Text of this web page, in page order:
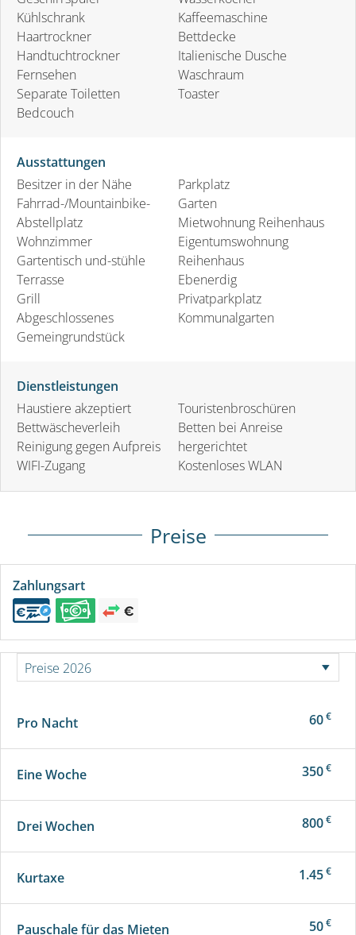
Kühlschrank
Haartrockner
Handtuchtrockner
Fernsehen
Separate Toiletten
Bedcouch
Kaffeemaschine
Bettdecke
Italienische Dusche
Waschraum
Toaster
Ausstattungen
Besitzer in der Nähe
Fahrrad-/Mountainbike-
Abstellplatz
Wohnzimmer
Gartentisch und-stühle
Terrasse
Grill
Abgeschlossenes
Gemeingrundstück
Parkplatz
Garten
Mietwohnung Reihenhaus
Eigentumswohnung
Reihenhaus
Ebenerdig
Privatparkplatz
Kommunalgarten
Dienstleistungen
Haustiere akzeptiert
Bettwäscheverleih
Reinigung gegen Aufpreis
WIFI-Zugang
Touristenbroschüren
Betten bei Anreise
hergerichtet
Kostenloses WLAN
Preise
Zahlungsart
Pro Nacht 60€
Eine Woche 350€
Drei Wochen 800€
Kurtaxe 1.45€
Pauschale für das Mieten 50€